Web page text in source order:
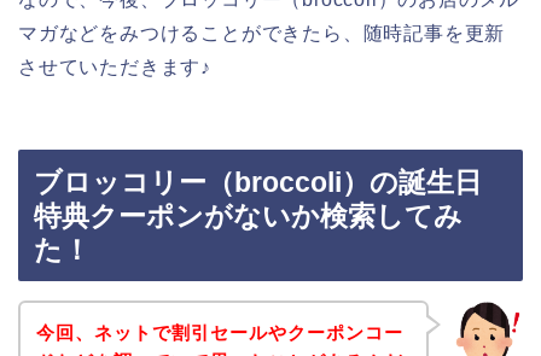
マガなどをみつけることができたら、随時記事を更新
させていただきます♪
ブロッコリー（broccoli）の誕生日
特典クーポンがないか検索してみ
た！
今回、ネットで割引セールやクーポンコー